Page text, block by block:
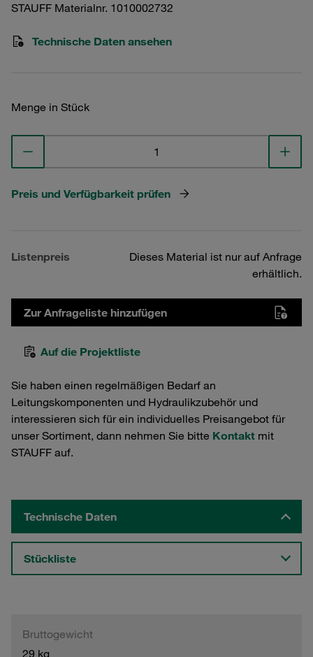
STAUFF Materialnr. 1010002732
Technische Daten ansehen
Menge in Stück
Preis und Verfügbarkeit prüfen
Listenpreis
Dieses Material ist nur auf Anfrage
erhältlich.
Zur Anfrageliste hinzufügen
Auf die Projektliste
Sie haben einen regelmäßigen Bedarf an
Leitungskomponenten und Hydraulikzubehör und
interessieren sich für ein individuelles Preisangebot für
unser Sortiment, dann nehmen Sie bitte Kontakt mit
STAUFF auf.
Technische Daten
Stückliste
Bruttogewicht
29 kg